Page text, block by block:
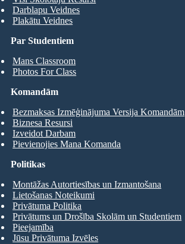
Par Studentiem
Mans Classroom
Photos For Class
Darblapu Veidnes
Plakātu Veidnes
Komandām
Bezmaksas Izmēģinājuma Versija Komandām
Biznesa Resursi
Izveidot Darbam
Pievienojies Mana Komanda
Politikas
Montāžas Autortiesības un Izmantošana
Lietošanas Noteikumi
Privātuma Politika
Privātums un Drošība Skolām un Studentiem
Pieejamība
Jūsu Privātuma Izvēles